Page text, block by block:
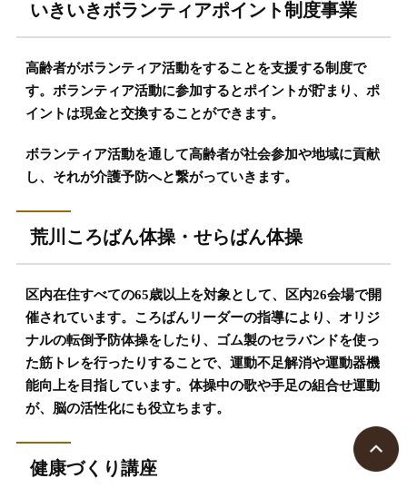
いきいきボランティアポイント制度事業
高齢者がボランティア活動をすることを支援する制度で
す。ボランティア活動に参加するとポイントが貯まり、ポ
イントは現金と交換することができます。
ボランティア活動を通して高齢者が社会参加や地域に貢献
し、それが介護予防へと繋がっていきます。
荒川ころばん体操・せらばん体操
区内在住すべての65歳以上を対象として、区内26会場で開
催されています。ころばんリーダーの指導により、オリジ
ナルの転倒予防体操をしたり、ゴム製のセラバンドを使っ
た筋トレを行ったりすることで、運動不足解消や運動器機
能向上を目指しています。体操中の歌や手足の組合せ運動
が、脳の活性化にも役立ちます。
健康づくり講座